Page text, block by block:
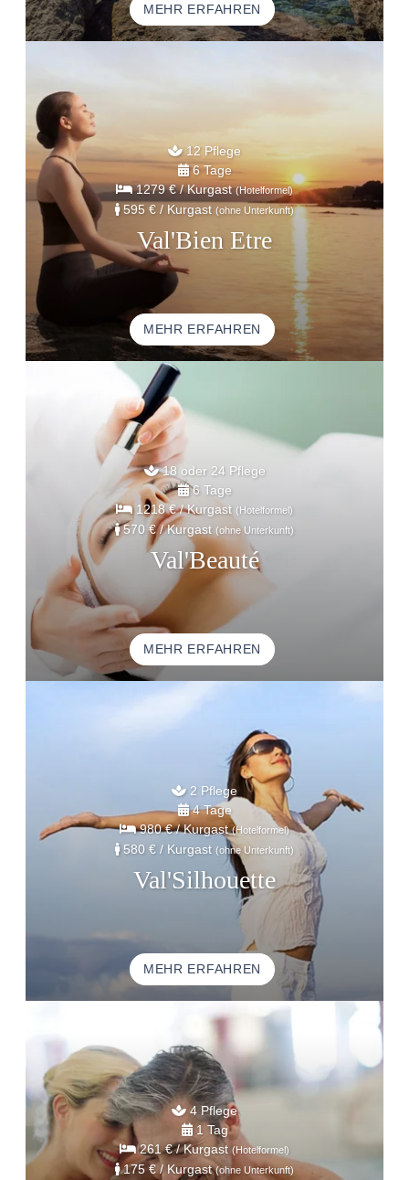
MEHR ERFAHREN
Val'Bien Etre
12 Pflege
6 Tage
1279 €/ Kurgast(Hotelformel)
595 € / Kurgast (ohne Unterkunft)
MEHR ERFAHREN
Val'Beauté
18 oder 24 Pflege
6 Tage
1218 €/ Kurgast (Hotelformel)
570 €/ Kurgast (ohne Unterkunft)
MEHR ERFAHREN
Val'Silhouette
2 Pflege
4 Tage
980 €/ Kurgast(Hotelformel)
580 € / Kurgast (ohne Unterkunft)
MEHR ERFAHREN
4 Pflege
1 Tag
261 €/ Kurgast (Hotelformel)
175 €/ Kurgast(ohne Unterkunft)
STARTSEITE
UNTERKUNFT
RESTAURANT
SEMINAR
AKTIVITÄTEN UND TOURISMUS
FOTOGALERIE
GUTE ANGEBOTE